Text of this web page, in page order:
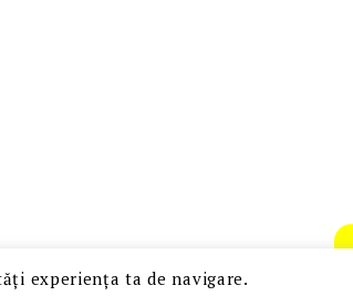
experiența ta de navigare.